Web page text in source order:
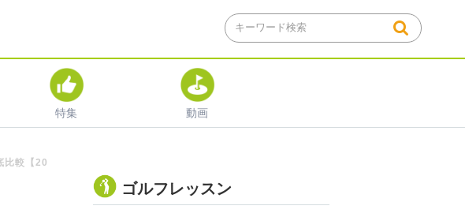
特集 動画
比較【20
ゴルフレッスン